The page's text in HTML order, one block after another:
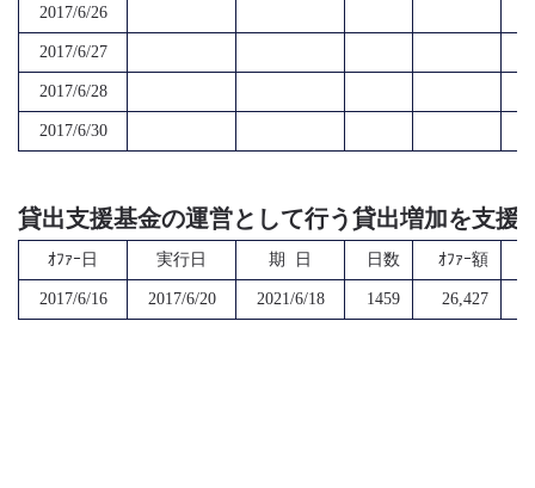
2017/6/26
2017/6/27
2017/6/28
2017/6/30
貸出支援基金の運営として行う貸出増加を支援
ｵﾌｧｰ日 実行日 期 日 日数 ｵﾌｧｰ額
2017/6/16 2017/6/20 2021/6/18 1459 26,427